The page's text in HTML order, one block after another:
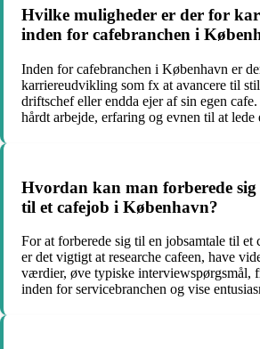
Hvilke muligheder er der for
inden for cafebranchen i
Inden for cafebranchen i København er
karriereudvikling som fx at avancere til
driftschef eller endda ejer af sin egen
hårdt arbejde, erfaring og evnen til at lede
Hvordan kan man forberede
til et cafejob i København?
For at forberede sig til en jobsamtale til et
er det vigtigt at researche cafeen, have
værdier, øve typiske interviewspørgsmål,
inden for servicebranchen og vise